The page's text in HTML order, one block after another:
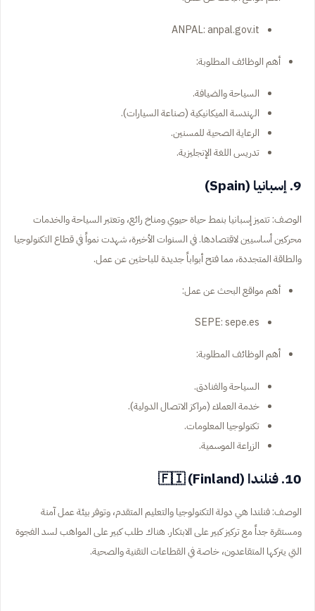
ANPAL: anpal.gov.it
أهم الوظائف المطلوبة:
السياحة والضيافة.
الهندسة الميكانيكية (صناعة السيارات).
الرعاية الصحية للمسنين.
تدريس اللغة الإنجليزية.
9. إسبانيا (Spain)
الوصف: تتميز إسبانيا بنمط حياة حيوي ومناخ رائع، وتعتبر السياحة والخدمات
محركين أساسيين لاقتصادها. في السنوات الأخيرة، شهدت نمواً في قطاع التكنولوجيا
والطاقة المتجددة، مما فتح أبواباً جديدة للباحثين عن عمل.
أهم مواقع البحث عن عمل:
SEPE: sepe.es
أهم الوظائف المطلوبة:
السياحة والفنادق.
خدمة العملاء (مراكز الاتصال الدولية).
تكنولوجيا المعلومات.
الزراعة الموسمية.
10. فنلندا (Finland) 🇫🇮
الوصف: فنلندا هي دولة التكنولوجيا والتعليم المتقدم، وتوفر بيئة عمل آمنة
ومستقرة جداً مع تركيز كبير على الابتكار. هناك طلب كبير على المواهب لسد الفجوة
التي يتركها المتقاعدون، خاصة في القطاعات التقنية والصحية.